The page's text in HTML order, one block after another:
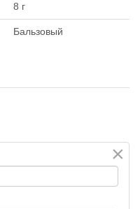
8 г
Бальзовый
×